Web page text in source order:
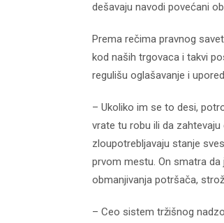
dešavaju navodi povećani
Prema rečima pravnog
kod naših trgovaca i takvi
regulišu oglašavanje i
– Ukoliko im se to desi,
vrate tu robu ili da
zloupotrebljavaju stanje
prvom mestu. On smatra
obmanjivanja potršača,
– Ceo sistem tržišnog